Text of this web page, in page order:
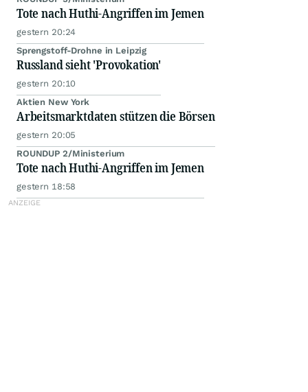
Tote nach Huthi-Angriffen im Jemen
gestern 20:24
Sprengstoff-Drohne in Leipzig
Russland sieht 'Provokation'
gestern 20:10
Aktien New York
Arbeitsmarktdaten stützen die Börsen
gestern 20:05
ROUNDUP 2/Ministerium
Tote nach Huthi-Angriffen im Jemen
gestern 18:58